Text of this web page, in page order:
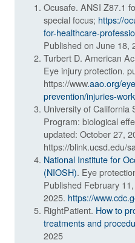
Ocusafe. ANSI Z87.1
special focus; https://
for-healthcare-
Published on June 18,
Turbert D. American
Eye injury protection.
https://www.aao.org/
prevention/injuries-work
University of California
Program: biological
updated: October 27,
https://blink.ucsd.edu/
National Institute for
(NIOSH). Eye
Published February 11,
2025. https://
RightPatient. How to
treatments and
2025